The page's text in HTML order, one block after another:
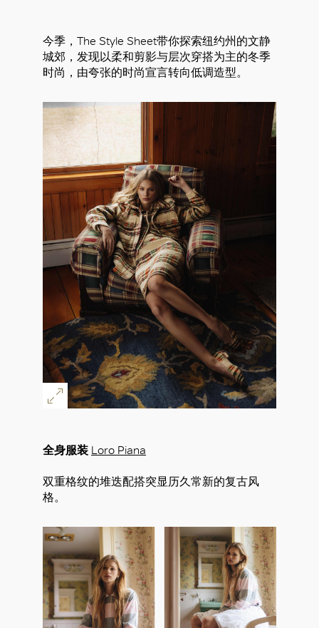
今季，The Style Sheet带你探索纽约州的文静
城郊，发现以柔和剪影与层次穿搭为主的冬季
时尚，由夸张的时尚宣言转向低调造型。
全身服装 Loro Piana
双重格纹的堆迭配搭突显历久常新的复古风
格。